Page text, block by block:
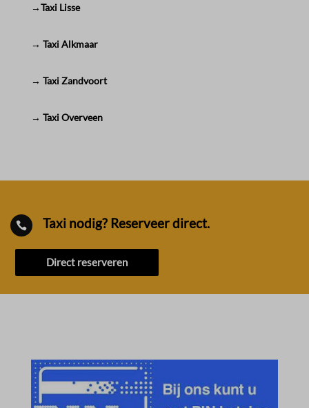
→Taxi Lisse
→ Taxi Alkmaar
→ Taxi Zandvoort
→ Taxi Overveen
 Taxi nodig? Reserveer direct.
Direct reserveren